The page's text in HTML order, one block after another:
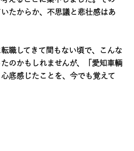
たからか、不思議と悲壮感はあ
職してきて間もない頃で、こんな
のかもしれませんが、「愛知車輌
底感じたことを、今でも覚えて